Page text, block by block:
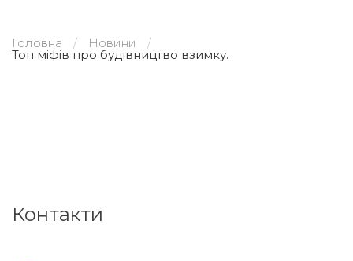
Головна Новини
Топ міфів про будівництво взимку.
Контакти